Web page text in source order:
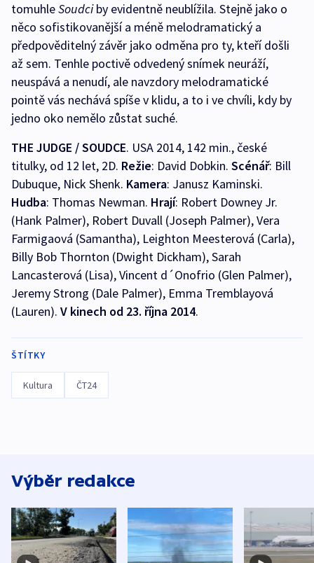
tomuhleSoudciby evidentně neublížila. Stejně jako o
něco sofistikovanější a méně melodramatický a
předpověditelný závěr jako odměna pro ty, kteří došli
až sem. Tenhle poctivě odvedený snímek neuráží,
neuspává a nenudí, ale navzdory melodramatické
pointě vás nechává spíše v klidu, a to i ve chvíli, kdy by
jedno oko nemělo zůstat suché.
THE JUDGE / SOUDCE. USA 2014, 142 min., české
titulky, od 12 let, 2D. Režie: David Dobkin. Scénář: Bill
Dubuque, Nick Shenk. Kamera: Janusz Kaminski.
Hudba: Thomas Newman. Hrají: Robert Downey Jr.
(Hank Palmer), Robert Duvall (Joseph Palmer), Vera
Farmigaová (Samantha), Leighton Meesterová (Carla),
Billy Bob Thornton (Dwight Dickham), Sarah
Lancasterová (Lisa), Vincent d´Onofrio (Glen Palmer),
Jeremy Strong (Dale Palmer), Emma Tremblayová
(Lauren). V kinech od 23. října 2014.
ŠTÍTKY
Kultura ČT24
Výběr redakce